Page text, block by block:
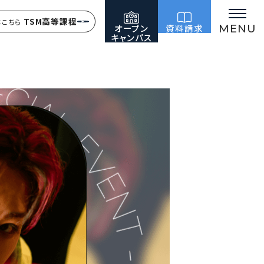
ちら TSM高等課程
オープン
キャンパス
資料請求 MENU